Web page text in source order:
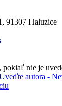
91307 Haluzice
nie je
autora -